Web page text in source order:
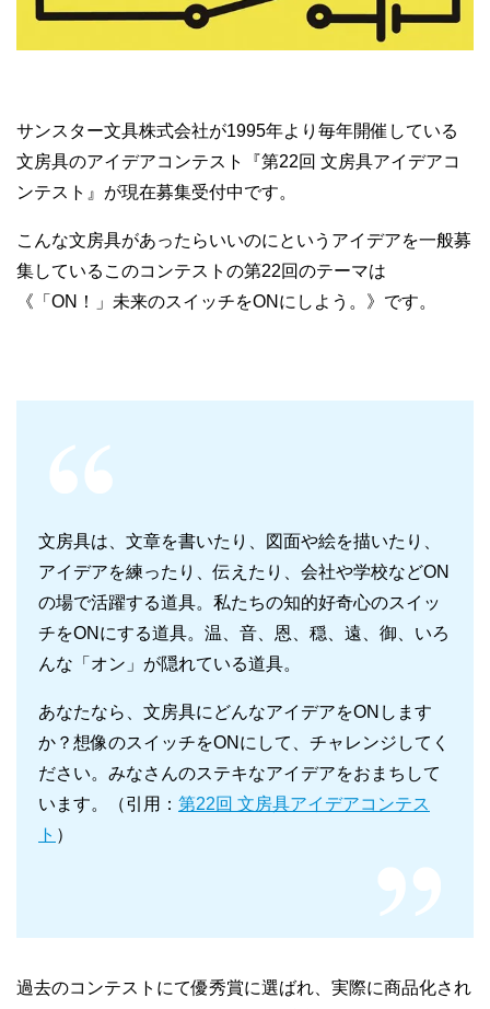
サンスター文具株式会社が1995年より毎年開催している
文房具のアイデアコンテスト『第22回 文房具アイデアコ
ンテスト』が現在募集受付中です。
こんな文房具があったらいいのにというアイデアを一般募
集しているこのコンテストの第22回のテーマは
《「ON！」未来のスイッチをONにしよう。》です。
文房具は、文章を書いたり、図面や絵を描いたり、
アイデアを練ったり、伝えたり、会社や学校などON
の場で活躍する道具。私たちの知的好奇心のスイッ
チをONにする道具。温、音、恩、穏、遠、御、いろ
んな「オン」が隠れている道具。
あなたなら、文房具にどんなアイデアをONします
か？想像のスイッチをONにして、チャレンジしてく
ださい。みなさんのステキなアイデアをおまちして
います。（引用： 第22回 文房具アイデアコンテス
ト ）
過去のコンテストにて優秀賞に選ばれ、実際に商品化され